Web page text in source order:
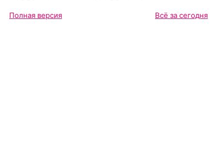
Полная версия Всё за сегодня